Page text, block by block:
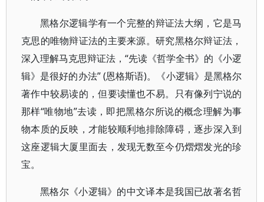
黑格尔逻辑学有一个完整的辩证法大纲，它是马
克思的唯物辩证法的主要来源。研究黑格尔辩证法，
深入理解马克思辩证法，“先读《哲学全书》的《小逻
辑》是很好的办法” (恩格斯语)。《小逻辑》是黑格尔
著作中较易读的，但要读懂也不易。只有像列宁说的
那样“唯物地”去读，即把黑格尔所说的概念理解为事
物本质的反映，才能较顺利地排除障碍，逐步深入到
这座逻辑大厦里面去，发现无数至今仍熠熠发光的珍
宝。
黑格尔《小逻辑》的中文译本是我国已故著名哲